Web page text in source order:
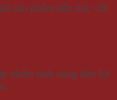
sản phẩm tiếp xúc với
nhiều tính năng tiện lợi